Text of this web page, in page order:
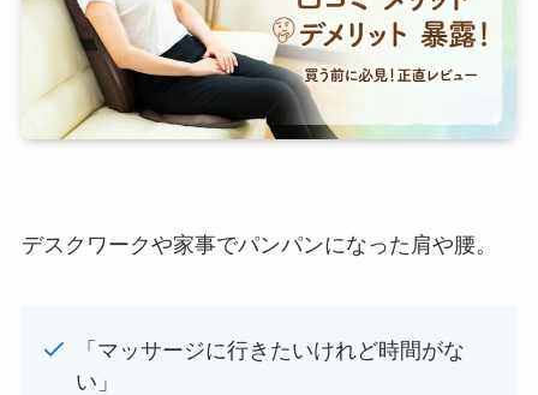
デスクワークや家事でパンパンになった肩や腰。
「マッサージに行きたいけれど時間がな
い」